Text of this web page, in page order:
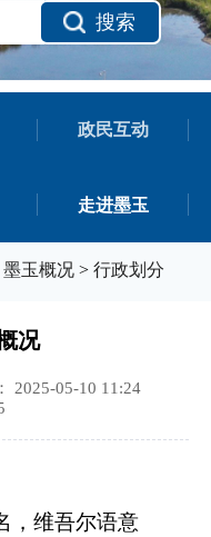
搜索
政民互动
走进墨玉
墨玉概况 > 行政划分
况
2025-05-10 11:24
维吾尔语意